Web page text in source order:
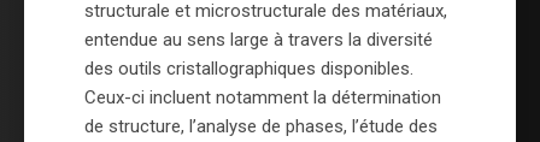
structurale et microstructurale des matériaux,
entendue au sens large à travers la diversité
des outils cristallographiques disponibles.
Ceux-ci incluent notamment la détermination
de structure, l’analyse de phases, l’étude des